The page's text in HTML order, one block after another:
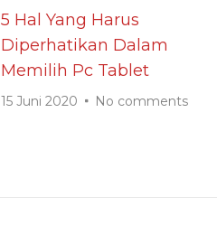
5 Hal Yang Harus
Diperhatikan Dalam
Memilih Pc Tablet
15 Juni 2020 No comments